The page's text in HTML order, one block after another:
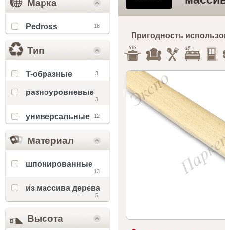
Пригодность
Марка
Pedross 18
Тип
T-образные 3
разноуровневые
3
универсальные 12
Материал
шпонированные
13
из массива дерева
5
Высота